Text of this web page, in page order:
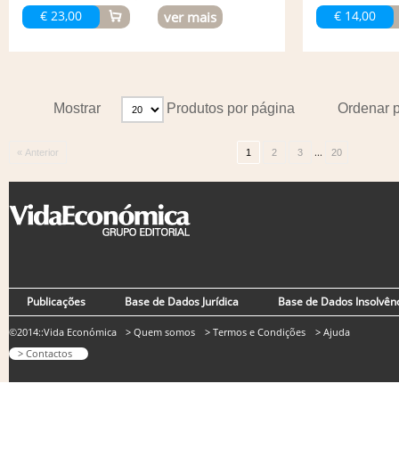
€ 23,00 ver mais € 14,00
Ordenar
Mostrar Produtos por página
« Anterior 1 2 3 ... 20
Publicações Base de Dados Jurídica Base de Dados
©2014::Vida Económica
> Contactos
> Quem somos > Termos e Condições > Ajuda